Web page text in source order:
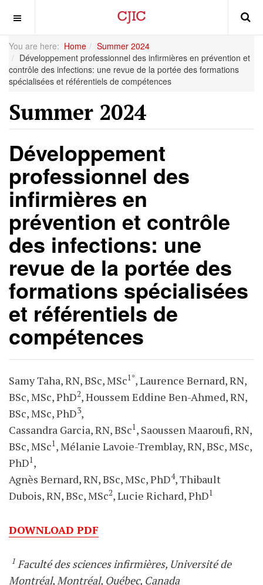
You are here: Home
Summer 2024
Développement professionnel des infirmières en prévention et
contrôle des infections: une revue de la portée des formations
spécialisées et référentiels de compétences
Summer 2024
Développement
professionnel des
infirmières en
prévention et contrôle
des infections: une
revue de la portée des
formations spécialisées
et référentiels de
compétences
Samy Taha, RN, BSc, MSc1*, Laurence Bernard, RN,
BSc, MSc, PhD2, Houssem Eddine Ben-Ahmed, RN,
BSc, MSc, PhD3,
Cassandra Garcia, RN, BSc1, Saoussen Maaroufi, RN,
BSc, MSc1, Mélanie Lavoie-Tremblay, RN, BSc, MSc,
PhD1,
Agnès Bernard, RN, BSc, MSc, PhD4, Thibault
Dubois, RN, BSc, MSc2, Lucie Richard, PhD1
DOWNLOAD PDF
1 Faculté des sciences infirmières, Université de
Montréal, Montréal, Québec, Canada